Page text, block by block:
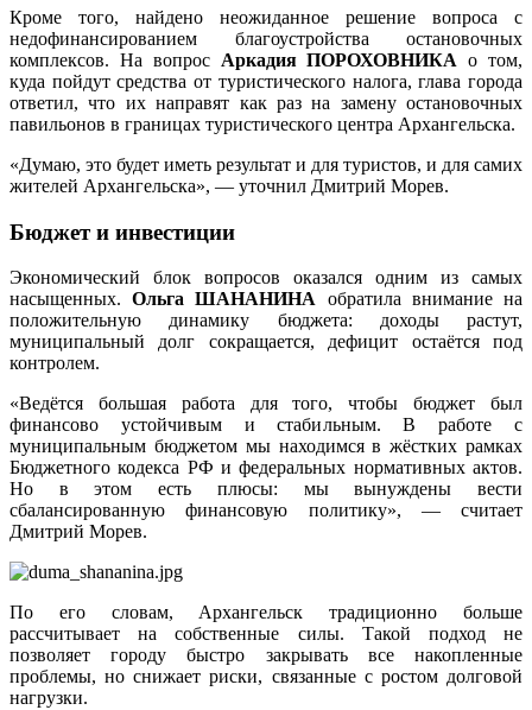
Кроме того, найдено неожиданное решение вопроса с
недофинансированием благоустройства остановочных
комплексов. На вопрос Аркадия ПОРОХОВНИКА о том,
куда пойдут средства от туристического налога, глава города
ответил, что их направят как раз на замену остановочных
павильонов в границах туристического центра Архангельска.
«Думаю, это будет иметь результат и для туристов, и для самих
жителей Архангельска», — уточнил Дмитрий Морев.
Бюджет и инвестиции
Экономический блок вопросов оказался одним из самых
насыщенных.Ольга ШАНАНИНА обратила внимание на
положительную динамику бюджета: доходы растут,
муниципальный долг сокращается, дефицит остаётся под
контролем.
«Ведётся большая работа для того, чтобы бюджет был
финансово устойчивым и стабильным. В работе с
муниципальным бюджетом мы находимся в жёстких рамках
Бюджетного кодекса РФ и федеральных нормативных актов.
Но в этом есть плюсы: мы вынуждены вести
сбалансированную финансовую политику», — считает
Дмитрий Морев.
По его словам, Архангельск традиционно больше
рассчитывает на собственные силы. Такой подход не
позволяет городу быстро закрывать все накопленные
проблемы, но снижает риски, связанные с ростом долговой
нагрузки.